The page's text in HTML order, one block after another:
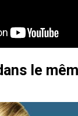
le